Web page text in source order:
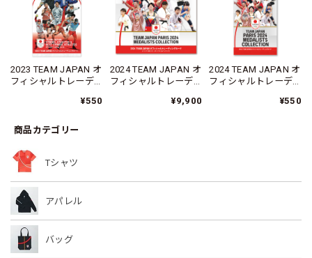
商品カテゴリー
Tシャツ
アパレル
バッグ
2023 TEAM JAPAN オ
フィシャルトレーデ
ATHLETES & NEXT
パック
¥550
2024 TEAM JAPAN オ
フィシャルトレーデ
JAPAN PARIS 2024
¥9,900
2024 TEAM JAPAN オ
フィシャルトレーデ
JAPAN PARIS 2024¥550